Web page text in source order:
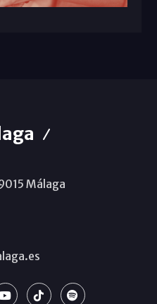
Málaga